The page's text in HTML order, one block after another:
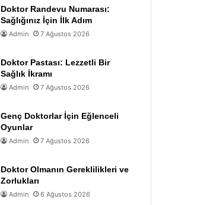
Doktor Randevu Numarası:
Sağlığınız İçin İlk Adım
Admin 7 Ağustos 2026
Doktor Pastası: Lezzetli Bir
Sağlık İkramı
Admin 7 Ağustos 2026
Genç Doktorlar İçin Eğlenceli
Oyunlar
Admin 7 Ağustos 2026
Doktor Olmanın Gereklilikleri ve
Zorlukları
Admin 6 Ağustos 2026